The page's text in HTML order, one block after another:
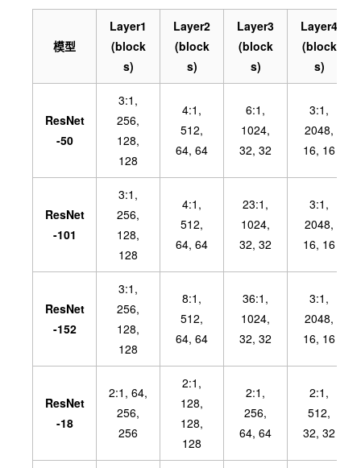
模型
Layer1
(block
s)
Layer2
(block
s)
Layer3
(block
s)
Layer4
(block
s)
ResNet
-50
3:1,
256,
128,
128
4:1,
512,
64, 64
6:1,
1024,
32, 32
3:1,
2048,
16, 16
ResNet
-101
3:1,
256,
128,
128
4:1,
512,
64, 64
23:1,
1024,
32, 32
3:1,
2048,
16, 16
ResNet
-152
3:1,
256,
128,
128
8:1,
512,
64, 64
36:1,
1024,
32, 32
3:1,
2048,
16, 16
ResNet
-18
2:1, 64,
256,
256
2:1,
128,
128,
128
2:1,
256,
64, 64
2:1,
512,
32, 32